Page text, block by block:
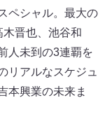
ペシャル。最大の
晋也、池谷和
人未到の3連覇を
リアルなスケジュ
本興業の未来ま